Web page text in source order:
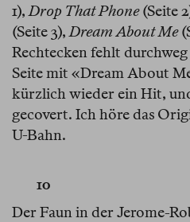
1),Drop That Phone(Seite
(Seite 3),Dream About Me
Rechtecken fehlt
Seite mit «Dream About
kürzlich wieder ein Hit,
gecovert. Ich höre das
U-Bahn.
10
Der Faun in der Jerome-